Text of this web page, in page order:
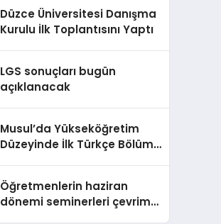
Düzce Üniversitesi Danışma
Kurulu İlk Toplantısını Yaptı
LGS sonuçları bugün
açıklanacak
Musul’da Yükseköğretim
Düzeyinde İlk Türkçe Bölümü
Öğretmenlerin haziran
dönemi seminerleri çevrim